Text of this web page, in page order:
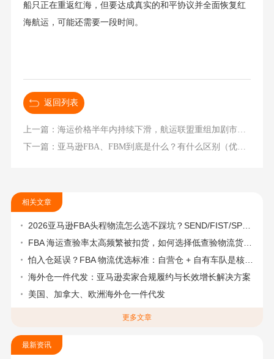
船只正在重返红海，但要达成真实的和平协议并全面恢复红
海航运，可能还需要一段时间。
返回列表
上一篇：海运价格半年内持续下滑，航运联盟重组加剧市场竞争
下一篇：亚马逊FBA、FBM到底是什么？有什么区别（优势、劣势 ）？
相关文章
2026亚马逊FBA头程物流怎么选不踩坑？SEND/FIST/SPN官方认证物流商，只有这家敢承诺“准达率第一”
FBA 海运查验率太高频繁被扣货，如何选择低查验物流货代？
怕入仓延误？FBA 物流优选标准：自营仓 + 自有车队是核心硬指标
海外仓一件代发：亚马逊卖家合规履约与长效增长解决方案
美国、加拿大、欧洲海外仓一件代发
更多文章
最新资讯